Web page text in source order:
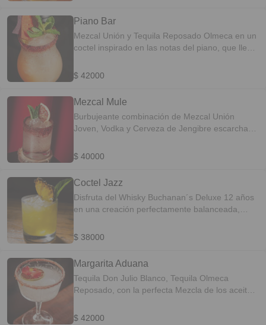
Piano Bar
Mezcal Unión y Tequila Reposado Olmeca en un
coctel inspirado en las notas del piano, que lleva
cítricas, escarchado con chamoy y tajín. PERFIL
$ 42000
Mezcal Mule
Burbujeante combinación de Mezcal Unión
Joven, Vodka y Cerveza de Jengibre escarchado
SABOR: Especiado-Aromático
$ 40000
Coctel Jazz
Disfruta del Whisky Buchanan´s Deluxe 12 años
en una creación perfectamente balanceada,
Del Sabor: Frutal-Refrescante
$ 38000
Margarita Aduana
Tequila Don Julio Blanco, Tequila Olmeca
Reposado, con la perfecta Mezcla de los aceites
DEL SABOR: Citrico-Herbal
$ 42000